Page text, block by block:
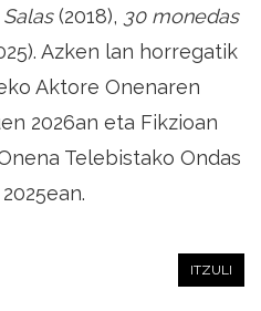
(2018), 30 monedas
Azken lan horregatik
Aktore Onenaren
2026an eta Fikzioan
Telebistako Ondas
ITZULI